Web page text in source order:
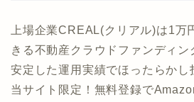
上場企業CREAL(クリアル)は1万
きる不動産クラウドファンディン
安定した運用実績でほったらかし
当サイト限定！無料登録で